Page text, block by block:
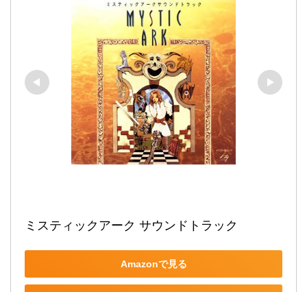
ミスティックアーク サウンドトラック
Amazonで見る